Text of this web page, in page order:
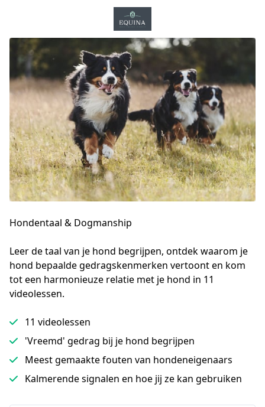
Hondentaal & Dogmanship
Leer de taal van je hond begrijpen, ontdek waarom je
hond bepaalde gedragskenmerken vertoont en kom
tot een harmonieuze relatie met je hond in 11
videolessen.
11 videolessen
'Vreemd' gedrag bij je hond begrijpen
Meest gemaakte fouten van hondeneigenaars
Kalmerende signalen en hoe jij ze kan gebruiken